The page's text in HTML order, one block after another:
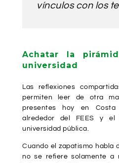
vínculos con los
Achatar la
universidad
Las reflexiones
permiten leer de otra
presentes hoy en Costa
alrededor del FEES y
universidad pública.
Cuando el zapatismo habla
no se refiere solamente a